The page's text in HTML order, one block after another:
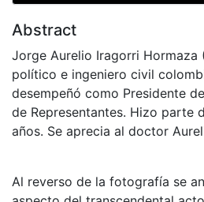
Abstract
Jorge Aurelio Iragorri Hormaza
político e ingeniero civil
desempeñó como Presidente
de Representantes. Hizo parte
años. Se aprecia al doctor
Al reverso de la fotografía se